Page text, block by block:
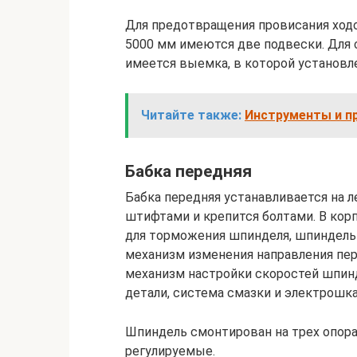
Для предотвращения провисания
5000 мм имеются две подвески. Для
имеется выемка, в которой
Читайте также: Инструменты и
Бабка передняя
Бабка передняя устанавливается на
штифтами и крепится болтами. В
для торможения шпинделя,
механизм изменения направления
механизм настройки скоростей
детали, система смазки и
Шпиндель смонтирован на трех
регулируемые.